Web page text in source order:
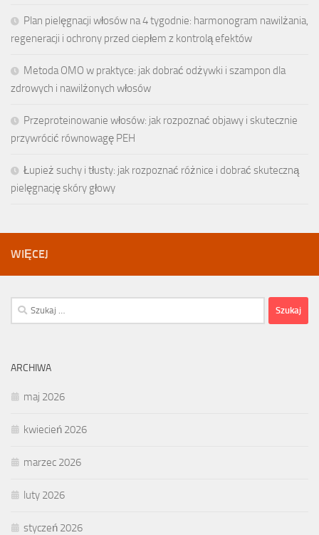
Plan pielęgnacji włosów na 4 tygodnie: harmonogram nawilżania,
regeneracji i ochrony przed ciepłem z kontrolą efektów
Metoda OMO w praktyce: jak dobrać odżywki i szampon dla
zdrowych i nawilżonych włosów
Przeproteinowanie włosów: jak rozpoznać objawy i skutecznie
przywrócić równowagę PEH
Łupież suchy i tłusty: jak rozpoznać różnice i dobrać skuteczną
pielęgnację skóry głowy
WIĘCEJ
Szukaj:
ARCHIWA
maj 2026
kwiecień 2026
marzec 2026
luty 2026
styczeń 2026